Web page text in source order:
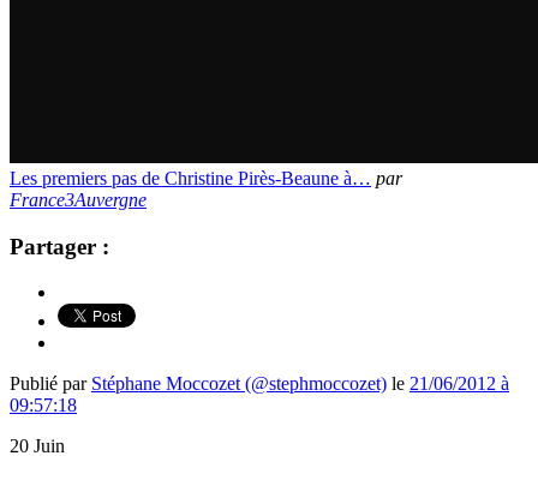
Les premiers pas de Christine Pirès-Beaune à… par
France3Auvergne
Partager :
Publié par Stéphane Moccozet (@stephmoccozet) le 21/06/2012 à
09:57:18
20 Juin